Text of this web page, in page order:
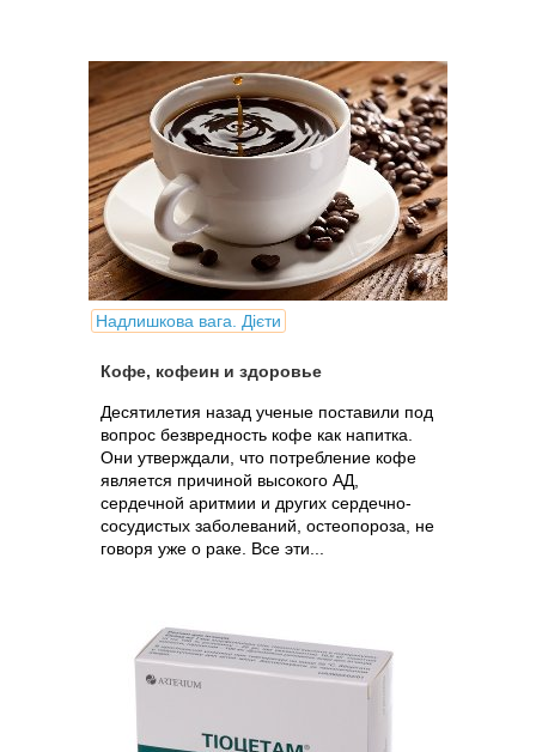
Надлишкова вага. Дієти
Кофе, кофеин и здоровье
Десятилетия назад ученые поставили под
вопрос безвредность кофе как напитка.
Они утверждали, что потребление кофе
является причиной высокого АД,
сердечной аритмии и других сердечно-
сосудистых заболеваний, остеопороза, не
говоря уже о раке. Все эти...